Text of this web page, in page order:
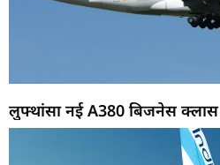
लुफ्थांसा नई A380 बिजनेस